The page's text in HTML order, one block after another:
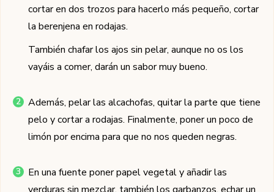
cortar en dos trozos para hacerlo más pequeño, cortar
la berenjena en rodajas.
También chafar los ajos sin pelar, aunque no os los
vayáis a comer, darán un sabor muy bueno.
Además, pelar las alcachofas, quitar la parte que tiene
pelo y cortar a rodajas. Finalmente, poner un poco de
limón por encima para que no nos queden negras.
En una fuente poner papel vegetal y añadir las